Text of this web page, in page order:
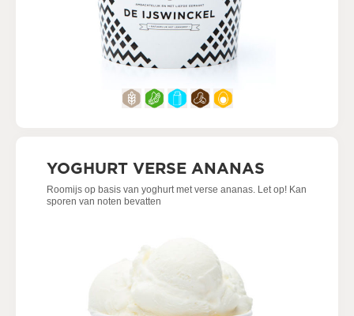
YOGHURT VERSE ANANAS
Roomijs op basis van yoghurt met verse ananas. Let op! Kan
sporen van noten bevatten